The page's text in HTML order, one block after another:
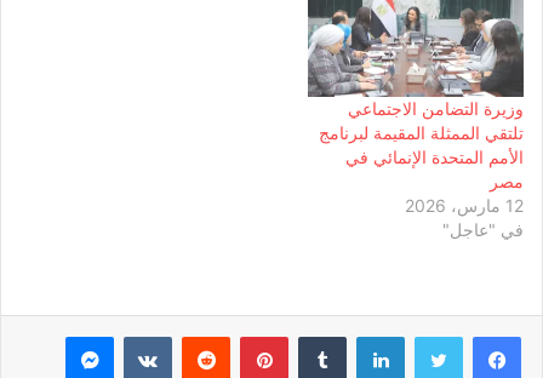
وزيرة التضامن الاجتماعي
تلتقي الممثلة المقيمة لبرنامج
الأمم المتحدة الإنمائي في
مصر
12 مارس، 2026
في "عاجل"
لينكدإن بينتيريست ماسنجر